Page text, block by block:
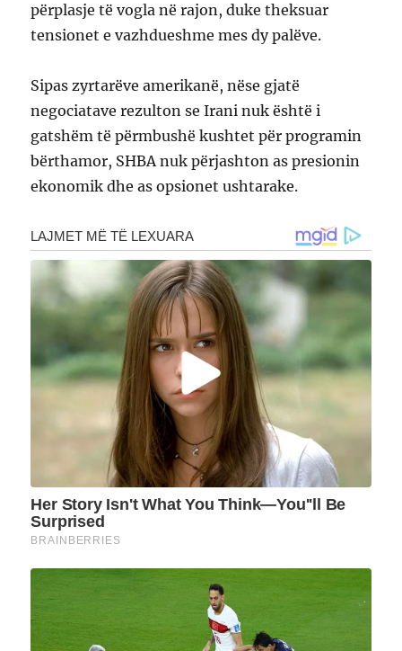
përplasje të vogla në rajon, duke theksuar
tensionet e vazhdueshme mes dy palëve.
Sipas zyrtarëve amerikanë, nëse gjatë
negociatave rezulton se Irani nuk është i
gatshëm të përmbushë kushtet për programin
bërthamor, SHBA nuk përjashton as presionin
ekonomik dhe as opsionet ushtarake.